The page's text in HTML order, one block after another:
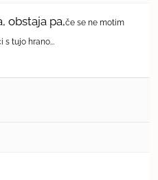
obstaja pa,če se ne motim
s tujo hrano...